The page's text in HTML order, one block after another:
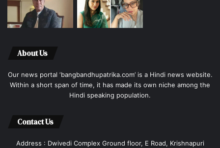
About Us
Our news portal ‘bangbandhupatrika.com’ is a Hindi news website.
Within a short span of time, it has made its own niche among the
Hindi speaking population.
Contact Us
Address : Dwivedi Complex Ground floor, E Road, Krishnapuri